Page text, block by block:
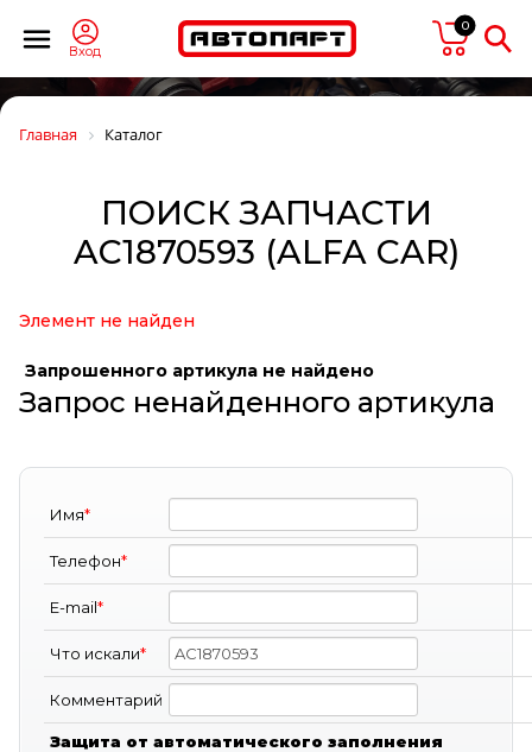
Вход
0
Главная Каталог
ПОИСК ЗАПЧАСТИ
AC1870593 (ALFA CAR)
Элемент не найден
Запрошенного артикула не найдено
Запрос ненайденного артикула
Имя*
Телефон*
E-mail*
Что искали*
Комментарий
Защита от автоматического заполнения